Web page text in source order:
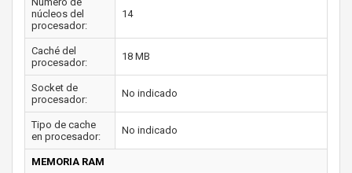
núcleos del
procesador:
14
Caché del
procesador:
18 MB
Socket de
procesador:
No indicado
Tipo de cache
en procesador:
No indicado
MEMORIA RAM